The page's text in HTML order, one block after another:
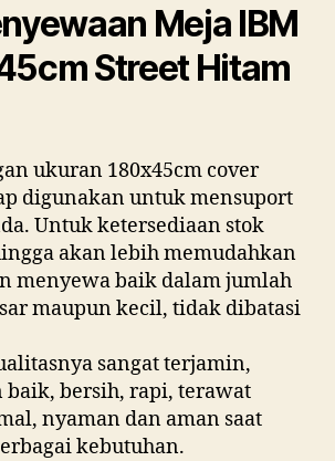
Meja IBM
Street Hitam
ukuran 180x45cm cover
digunakan untuk mensuport
Untuk ketersediaan stok
akan lebih memudahkan
menyewa baik dalam jumlah
maupun kecil, tidak dibatasi
sangat terjamin,
baik, bersih, rapi, terawat
nyaman dan aman saat
kebutuhan.